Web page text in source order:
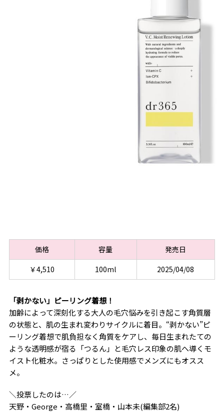
価格 容量
発売日
￥4,510
100ml 2025/04/08
「剥かない」ピーリング着想！
加齢によって深刻化する大人の毛穴悩みを引き起こす角質層
の状態と、肌の生まれ変わりサイクルに着目。“剥かない”ピ
ーリング着想で肌負担なく角質をケアし、毎日生まれたての
ような透明感が宿る「つるん」と毛穴レス印象の肌へ導くモ
イスト化粧水。さっぱりとした使用感でメンズにもオスス
メ。
＼投票したのは…／
天野・George・高橋里・室橋・山本未(編集部2名)